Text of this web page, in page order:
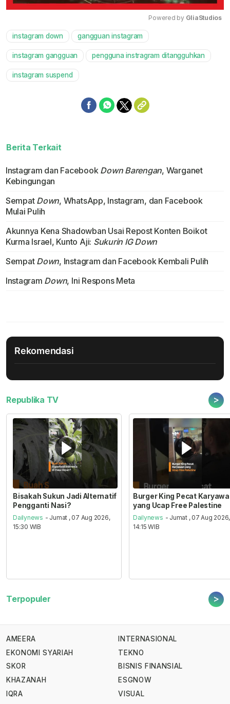
Powered by GliaStudios
instagram down gangguan instagram
instagram gangguan pengguna instragram ditangguhkan
instagram suspend
Berita Terkait
Instagram dan Facebook Down Barengan, Warganet
Kebingungan
Sempat Down, WhatsApp, Instagram, dan Facebook
Mulai Pulih
Akunnya Kena Shadowban Usai Repost Konten Boikot
Kurma Israel, Kunto Aji: Sukurin IG Down
Sempat Down, Instagram dan Facebook Kembali Pulih
Instagram Down, Ini Respons Meta
Rekomendasi
Republika TV >
Bisakah Sukun Jadi Alternatif
Pengganti Nasi?
Dailynews - Jumat , 07 Aug 2026,
15:30 WIB
Burger King Pecat
yang Ucap Free Palestine
Dailynews - Jumat , 07 Aug 2026,
14:15 WIB
Terpopuler >
AMEERA
EKONOMI SYARIAH
SKOR
KHAZANAH
IQRA
INTERNASIONAL
TEKNO
BISNIS FINANSIAL
ESGNOW
VISUAL